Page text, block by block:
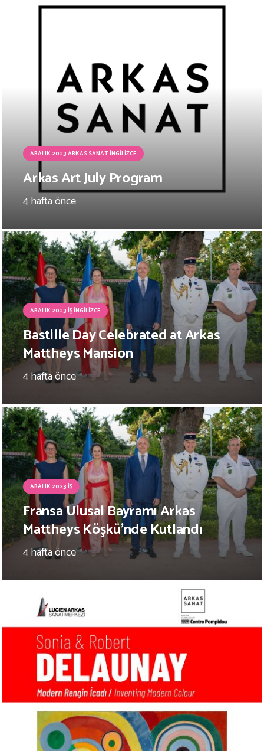
ARALIK 2023 ARKAS SANAT İNGILIZCE
Arkas Art July Program
4 hafta önce
ARALIK 2023 İŞ İNGILIZCE
Bastille Day Celebrated at Arkas
Mattheys Mansion
4 hafta önce
ARALIK 2023 İŞ
Fransa Ulusal Bayramı Arkas
Mattheys Köşkü’nde Kutlandı
4 hafta önce